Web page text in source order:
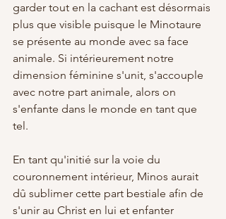
garder tout en la cachant est désormais
plus que visible puisque le Minotaure
se présente au monde avec sa face
animale. Si intérieurement notre
dimension féminine s'unit, s'accouple
avec notre part animale, alors on
s'enfante dans le monde en tant que
tel.
En tant qu'initié sur la voie du
couronnement intérieur, Minos aurait
dû sublimer cette part bestiale afin de
s'unir au Christ en lui et enfanter